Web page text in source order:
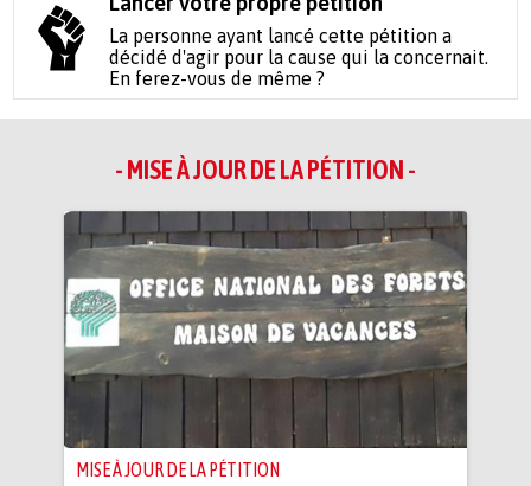
La personne ayant lancé cette pétition a
décidé d'agir pour la cause qui la concernait.
En ferez-vous de même ?
- MISE À JOUR DE LA PÉTITION -
MISE À JOUR DE LA PÉTITION